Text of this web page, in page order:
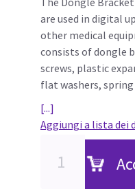
are used in digital
other medical
consists of dongle
screws, plastic
flat washers, spring
[...]
Aggiungi a lista dei